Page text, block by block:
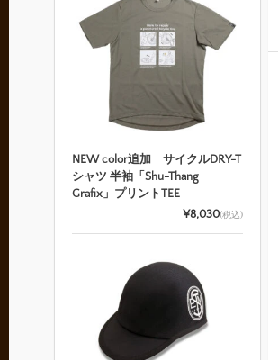
NEW color追加 サイクルDRY-T
シャツ 半袖「Shu-Thang
Grafix」プリントTEE
¥8,030(税込)